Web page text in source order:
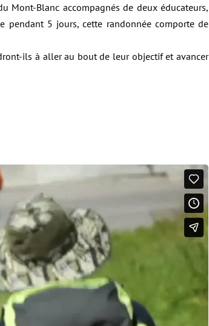
Mont-Blanc accompagnés de deux éducateurs,
pendant 5 jours, cette randonnée comporte de
ils à aller au bout de leur objectif et avancer